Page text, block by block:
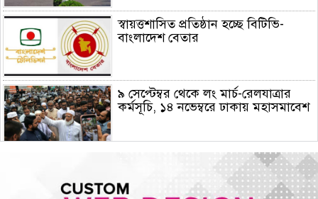
স্বায়ত্তশাসিত প্রতিষ্ঠান হচ্ছে বিটিভি-
বাংলাদেশ বেতার
৯ সেপ্টেম্বর থেকে লং মার্চ-রেলযাত্রার
কর্মসূচি, ১৪ নভেম্বরে ঢাকায় মহাসমাবেশ
হরমুজে নতুন নৌপথে ওমানের সঙ্গে